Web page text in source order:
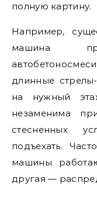
полную картину.
Например,
машина
длинные
на нужный
незаменима
стесненных
подъехать.
машины
другая —